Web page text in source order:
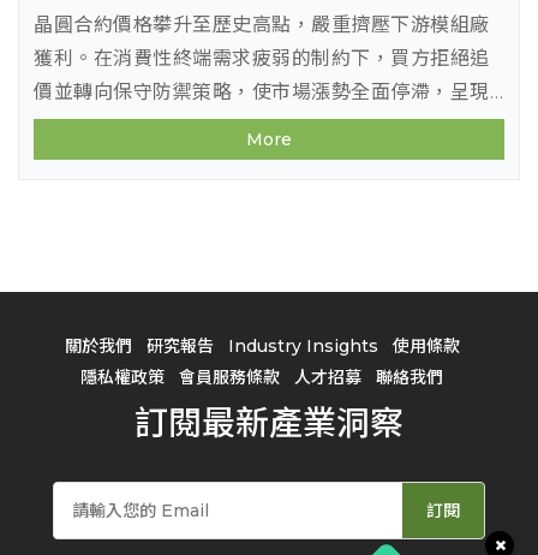
晶圓合約價格攀升至歷史高點，嚴重擠壓下游模組廠
獲利。在消費性終端需求疲弱的制約下，買方拒絕追
價並轉向保守防禦策略，使市場漲勢全面停滯，呈現
價高量縮與高檔橫盤整理格局。雖有少數稀缺品項微
幅補漲，但主流大容量產品價格近乎凍結，短期內缺
More
關於我們 研究報告 Industry Insights
使用條款
隱私權政策
會員服務條款 人才招募 聯絡我們
訂閱最新產業洞察
訂閱